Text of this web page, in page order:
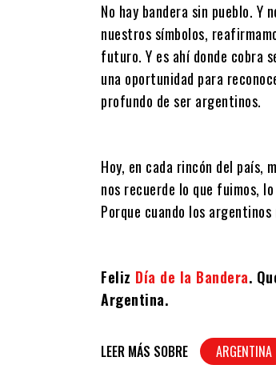
No hay bandera sin pueblo. Y
nuestros símbolos,
futuro. Y es ahí donde cobra
una oportunidad para
profundo de ser argentinos.
Hoy, en cada rincón del país,
nos recuerde lo que fuimos,
Porque cuando los
Feliz Día de la Bandera.
Argentina.
LEER MÁS SOBRE ARGENTINA